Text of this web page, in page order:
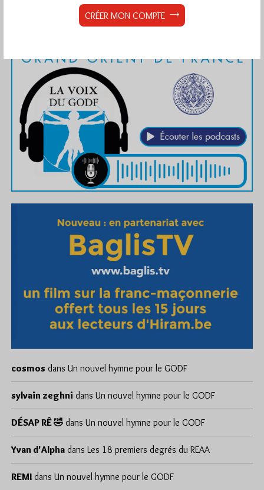
cosmos dans Un nouvel hymne pour le GODF
sylvain zeghni dans Un nouvel hymne pour le GODF
DÉSAP RÊ 🤣 dans Un nouvel hymne pour le GODF
Yvan d'Alpha dans Les 18 premiers degrés du REAA
REMI dans Un nouvel hymne pour le GODF
CRÉER MON COMPTE